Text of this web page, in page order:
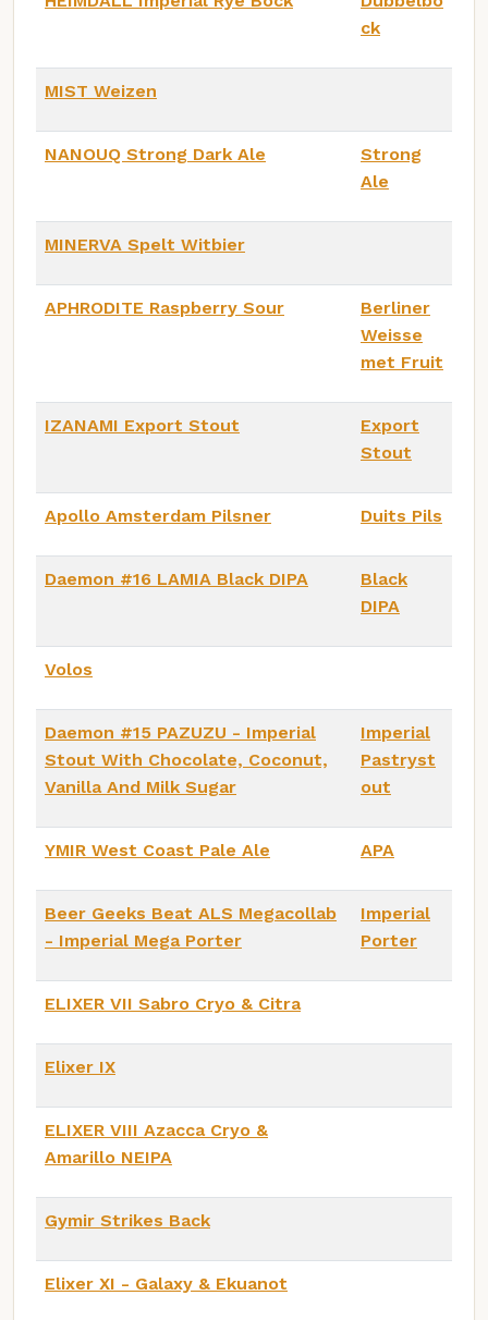
ck
MIST Weizen
NANOUQ Strong Dark Ale
Strong
Ale
MINERVA Spelt Witbier
APHRODITE Raspberry Sour
Berliner
Weisse
met Fruit
IZANAMI Export Stout
Export
Stout
Apollo Amsterdam Pilsner Duits Pils
Daemon #16 LAMIA Black DIPA
Black
DIPA
Volos
Daemon #15 PAZUZU - Imperial
Stout With Chocolate, Coconut,
Vanilla And Milk Sugar
Imperial
Pastryst
out
YMIR West Coast Pale Ale APA
Beer Geeks Beat ALS Megacollab
- Imperial Mega Porter
Imperial
Porter
ELIXER VII Sabro Cryo & Citra
Elixer IX
ELIXER VIII Azacca Cryo &
Amarillo NEIPA
Gymir Strikes Back
Elixer XI - Galaxy & Ekuanot